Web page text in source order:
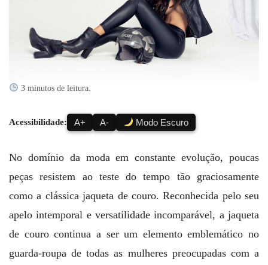
3 minutos de leitura.
Acessibilidade: A+ A- Modo Escuro
No domínio da moda em constante evolução, poucas
peças resistem ao teste do tempo tão graciosamente
como a clássica jaqueta de couro. Reconhecida pelo seu
apelo intemporal e versatilidade incomparável, a jaqueta
de couro continua a ser um elemento emblemático no
guarda-roupa de todas as mulheres preocupadas com a